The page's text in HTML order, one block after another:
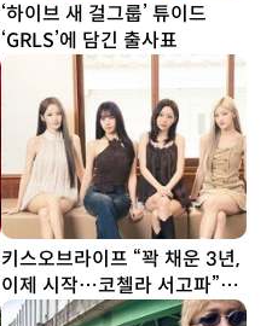
‘하이브 새 걸그룹’ 튜이드
‘GRLS’에 담긴 출사표
키스오브라이프 “꽉 채운 3년,
이제 시작…코첼라 서고파”
[DA인터뷰②]